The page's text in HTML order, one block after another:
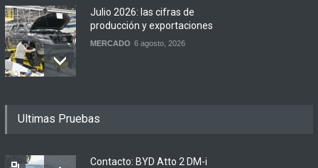
Julio 2026: las cifras de
producción y exportaciones
MERCADO 6 agosto, 2026
de agosto 2026 en
Ultimas Pruebas
Contacto: BYD Atto 2 DM-i